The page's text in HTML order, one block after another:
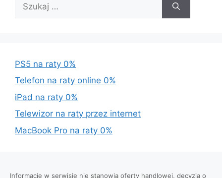
PS5 na raty 0%
Telefon na raty online 0%
iPad na raty 0%
Telewizor na raty przez internet
MacBook Pro na raty 0%
Informacje w serwisie nie stanowią oferty handlowej, decyzja o